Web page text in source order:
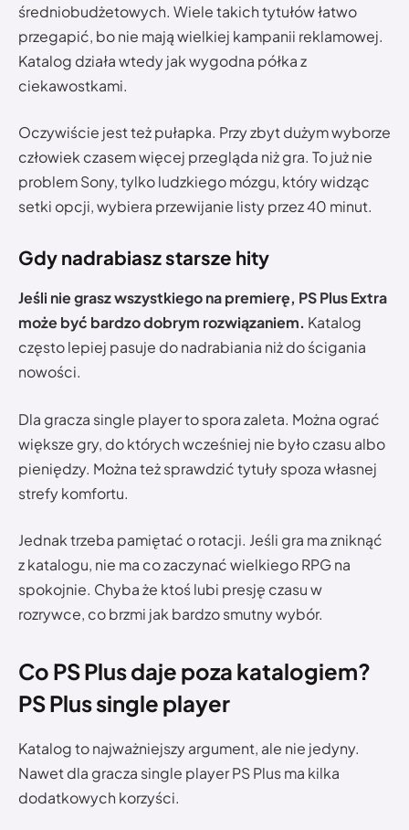
średniobudżetowych. Wiele takich tytułów łatwo
przegapić, bo nie mają wielkiej kampanii reklamowej.
Katalog działa wtedy jak wygodna półka z
ciekawostkami.
Oczywiście jest też pułapka. Przy zbyt dużym wyborze
człowiek czasem więcej przegląda niż gra. To już nie
problem Sony, tylko ludzkiego mózgu, który widząc
setki opcji, wybiera przewijanie listy przez 40 minut.
Gdy nadrabiasz starsze hity
Jeśli nie grasz wszystkiego na premierę, PS Plus Extra
może być bardzo dobrym rozwiązaniem. Katalog
często lepiej pasuje do nadrabiania niż do ścigania
nowości.
Dla gracza single player to spora zaleta. Można ograć
większe gry, do których wcześniej nie było czasu albo
pieniędzy. Można też sprawdzić tytuły spoza własnej
strefy komfortu.
Jednak trzeba pamiętać o rotacji. Jeśli gra ma zniknąć
z katalogu, nie ma co zaczynać wielkiego RPG na
spokojnie. Chyba że ktoś lubi presję czasu w
rozrywce, co brzmi jak bardzo smutny wybór.
Co PS Plus daje poza katalogiem?
PS Plus single player
Katalog to najważniejszy argument, ale nie jedyny.
Nawet dla gracza single player PS Plus ma kilka
dodatkowych korzyści.